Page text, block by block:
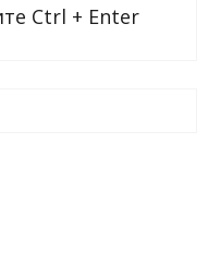
Ctrl + Enter